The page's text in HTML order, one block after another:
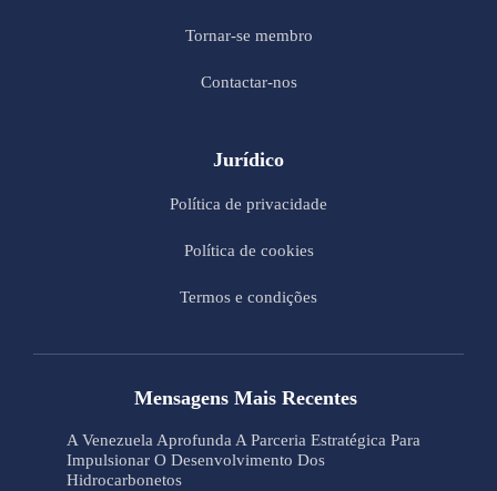
Tornar-se membro
Contactar-nos
Jurídico
Política de privacidade
Política de cookies
Termos e condições
Mensagens Mais Recentes
A Venezuela Aprofunda A Parceria Estratégica Para
Impulsionar O Desenvolvimento Dos
Hidrocarbonetos